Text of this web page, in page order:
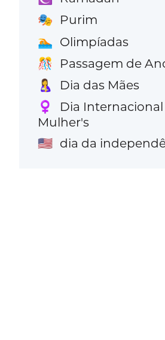
🎭 Purim
🏊 Olimpíadas
🎊 Passagem de
🤱 Dia das Mães
♀️
Dia Internacional
Mulher's
🇺🇸 dia da